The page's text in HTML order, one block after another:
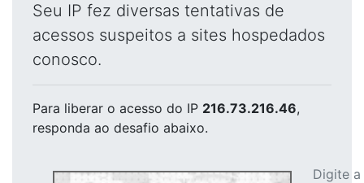
Seu IP fez diversas tentativas de
acessos suspeitos a sites hospedados
conosco.
Para liberar o acesso do IP 216.73.216.46,
responda ao desafio abaixo.
Digite